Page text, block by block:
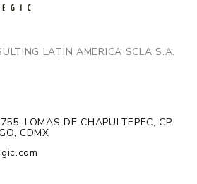
LATIN AMERICA SCLA S.A.
LOMAS DE CHAPULTEPEC, CP.
CDMX